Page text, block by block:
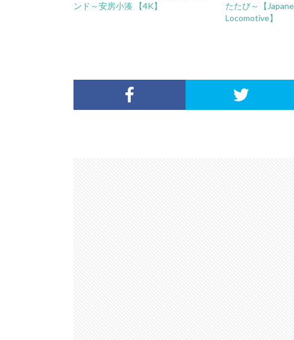
ンド～安房小湊 【4K】
たたび～【
Locomotive】